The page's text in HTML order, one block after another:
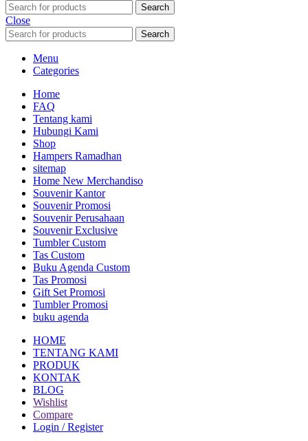
Search
Close
Search
Menu
Categories
Home
FAQ
Tentang kami
Hubungi Kami
Shop
Hampers Ramadhan
sitemap
Home New Merchandiso
Souvenir Kantor
Souvenir Promosi
Souvenir Perusahaan
Souvenir Exclusive
Tumbler Custom
Tas Custom
Buku Agenda Custom
Tas Promosi
Gift Set Promosi
Tumbler Promosi
buku agenda
HOME
TENTANG KAMI
PRODUK
KONTAK
BLOG
Wishlist
Compare
Login / Register